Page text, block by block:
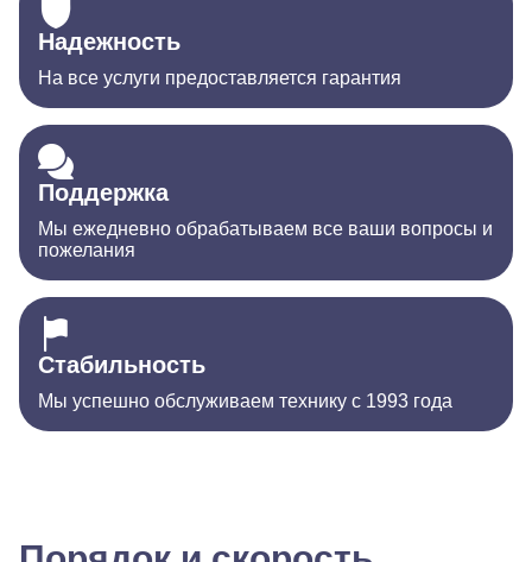
Надежность
На все услуги предоставляется гарантия
Поддержка
Мы ежедневно обрабатываем все ваши вопросы и
пожелания
Стабильность
Мы успешно обслуживаем технику с 1993 года